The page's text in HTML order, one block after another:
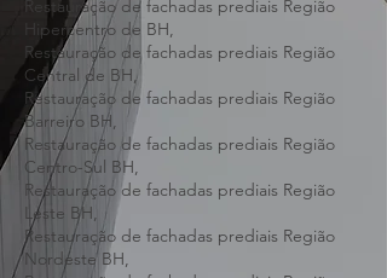
condomínios altos,
Restauração de fachadas prediais Região
Hipercentro de BH,
Restauração de fachadas prediais Região
Central de BH,
Restauração de fachadas prediais Região
Barreiro BH,
Restauração de fachadas prediais Região
Centro-Sul BH,
Restauração de fachadas prediais Região
Leste BH,